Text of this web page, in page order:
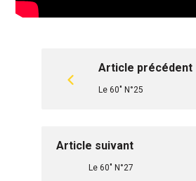
Article précédent
Le 60" N°25
Article suivant
Le 60" N°27